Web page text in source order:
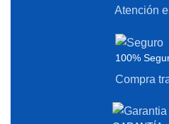
Atención
100%
Compra